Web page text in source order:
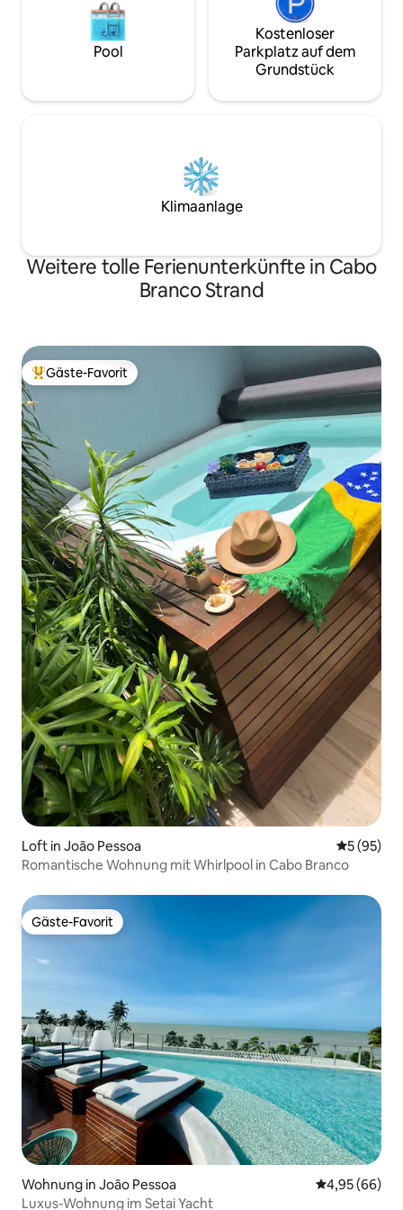
Pool
Kostenloser
Parkplatz auf dem
Grundstück
Klimaanlage
Weitere tolle Ferienunterkünfte in Cabo
Branco Strand
Beliebter Gäste-Favorit.
Gäste-Favorit
Loft in João Pessoa
5 (95)
Romantische Wohnung mit Whirlpool in Cabo Branco
Gäste-Favorit
Gäste-Favorit
Wohnung in João Pessoa
4,95 (66)
Luxus-Wohnung im Setai Yacht